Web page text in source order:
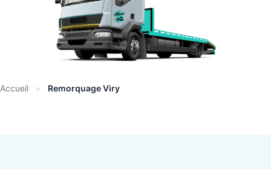
Accueil » Remorquage Viry